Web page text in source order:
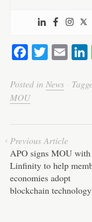
Fa
bo
ok
T
tte
E
ail
Posted in News ·
MOU
Previous Article
APO signs MOU with
Linfinity to help
economies adopt
blockchain technology